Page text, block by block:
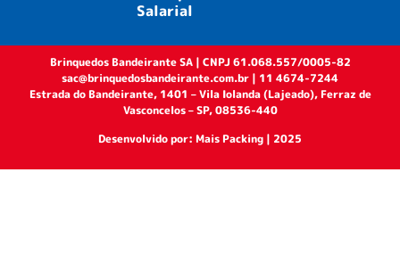
Salarial
Brinquedos Bandeirante SA | CNPJ 61.068.557/0005-82
sac@brinquedosbandeirante.com.br | 11 4674-7244
Estrada do Bandeirante, 1401 – Vila Iolanda (Lajeado), Ferraz de
Vasconcelos – SP, 08536-440
Desenvolvido por: Mais Packing | 2025